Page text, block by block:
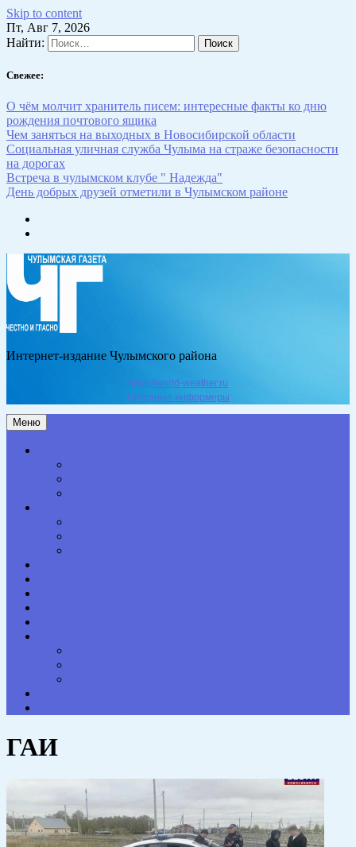
Skip to content
Пт, Авг 7, 2026
Найти:
Свежее:
О чём молчит хранитель писем: интересные факты ко дню
рождения почтового ящика
Чем заняться на выходных в Новосибирской области
Социальная уличная служба Чулыма на страже безопасности
на дорогах
Встреча в чулымском клубе " Надежда"
День добрых друзей отметили в Чулымском районе
Интернет-издание Чулымского района
https://world-weather.ru
Погодные информеры
Меню
ГАИ